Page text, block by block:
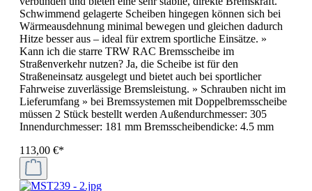
Schwimmend gelagerte Scheiben hingegen können sich bei
Wärmeausdehnung minimal bewegen und gleichen dadurch
Hitze besser aus – ideal für extrem sportliche Einsätze. »
Kann ich die starre TRW RAC Bremsscheibe im
Straßenverkehr nutzen? Ja, die Scheibe ist für den
Straßeneinsatz ausgelegt und bietet auch bei sportlicher
Fahrweise zuverlässige Bremsleistung. » Schrauben nicht im
Lieferumfang » bei Bremssystemen mit Doppelbremsscheibe
müssen 2 Stück bestellt werden Außendurchmesser: 305
Innendurchmesser: 181 mm Bremsscheibendicke: 4.5 mm
113,00 €*